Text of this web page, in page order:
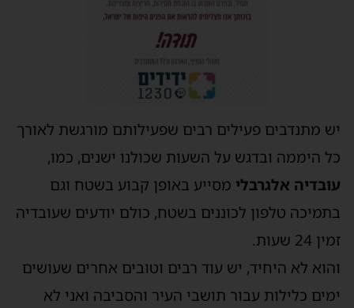
יש מתנדבים פעילים רבים שפעילותם מורגשת לאורך
כל היממה ובדגש על השעות שכולנו ישנים, כמו,
עובדיה אלגרבלימסייע באופן קבוע בשטח וגם
בתמיכה טלפון לכוננים בשטח, כולם יודעים שעובדיה
זמין 24 שעות.
והוא לא היחיד, יש עוד רבים וטובים אחרים שעושים
ימים כלילות עבור תושבי העיר והסביבה ואני לא